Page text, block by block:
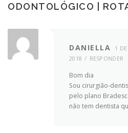
ODONTOLÓGICO |
DANIELLA
1
2018
RESPONDER
Bom dia
Sou cirurgião-
pelo plano
não tem dentista